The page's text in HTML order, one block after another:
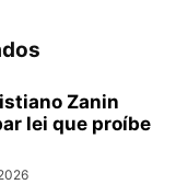
Zanin
lei que proíbe